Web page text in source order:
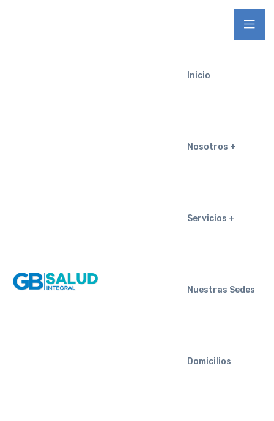
Inicio
Nosotros
Servicios
Nuestras Sedes
Domicilios